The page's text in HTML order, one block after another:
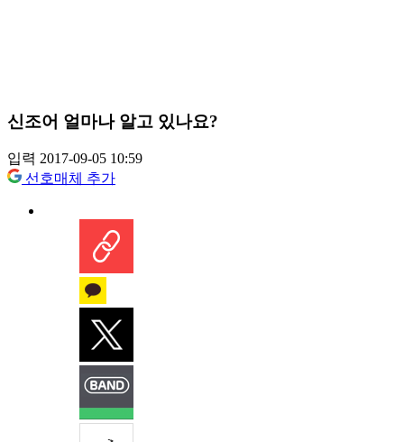
신조어 얼마나 알고 있나요?
입력 2017-09-05 10:59
선호매체 추가